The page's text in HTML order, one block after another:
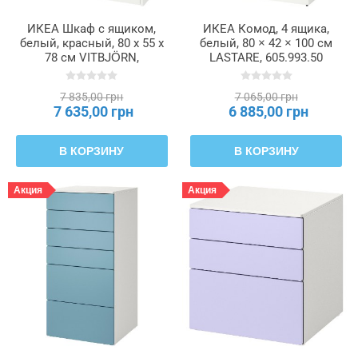
ИКЕА Шкаф с ящиком,
белый, красный, 80 x 55 x
78 см VITBJÖRN,
605.371.78
7 835,00 грн
7 635,00 грн
В КОРЗИНУ
ИКЕА Комод, 4 ящика,
белый, 80 × 42 × 100 см
LASTARE, 605.993.50
7 065,00 грн
6 885,00 грн
В КОРЗИНУ
Акция Акция